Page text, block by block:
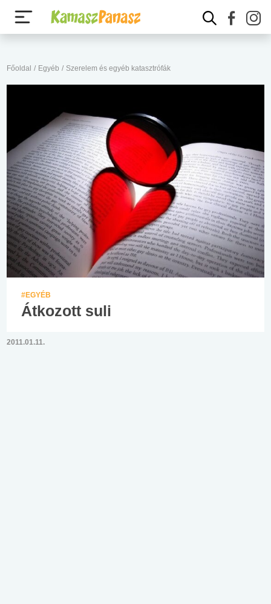
Főoldal / Egyéb / Szerelem és egyéb katasztrófák
#EGYÉB
Átkozott suli
2011.01.11.